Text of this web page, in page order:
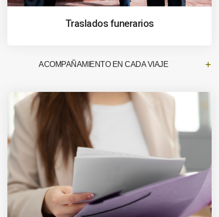
Traslados funerarios
ACOMPAÑAMIENTO EN CADA VIAJE